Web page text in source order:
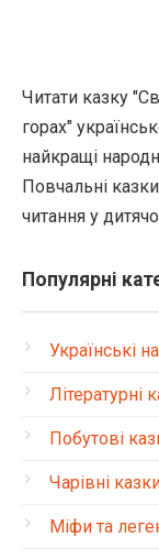
Читати казку
горах"
найкращі
Повчальні
читання у
Популярні
Українські
Літературні
Побутові
Чарівні
Міфи та